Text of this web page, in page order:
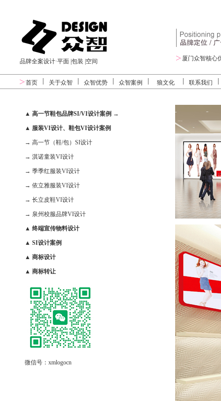
品牌全案设计·平面 |包装 |空间
厦门众智核心
首页 关于众智 众智优势 众智案例 狼文化 联系我们
▲ 高一节鞋包品牌SI/VI设计案例 →
▲ 服装VI设计、鞋包VI设计案例
→ 高一节（鞋/包）SI设计
→ 淇诺童装VI设计
→ 季季红服装VI设计
→ 依立雅服装VI设计
→ 长立皮鞋VI设计
→ 泉州校服品牌VI设计
▲ 终端宣传物料设计
▲ SI设计案例
▲ 商标设计
▲ 商标转让
微信号 ：xmlogocn